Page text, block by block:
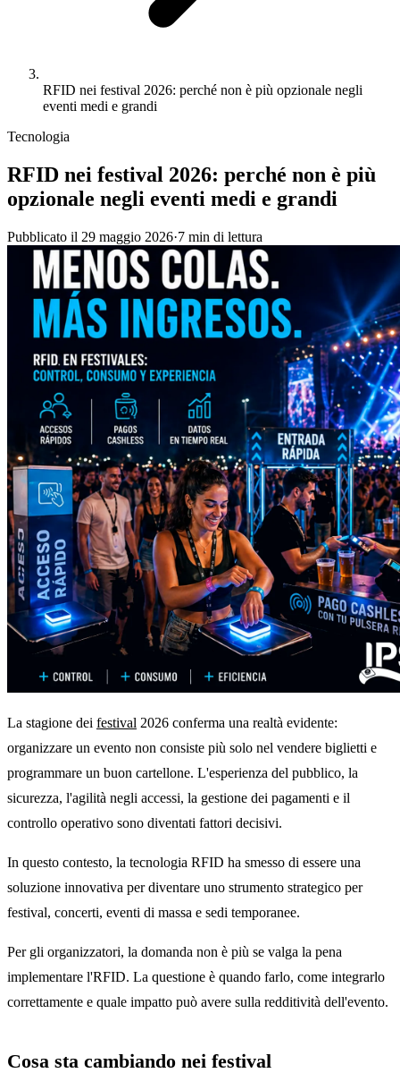
RFID nei festival 2026: perché non è più opzionale negli
eventi medi e grandi
Tecnologia
RFID nei festival 2026: perché non è più
opzionale negli eventi medi e grandi
Pubblicato il 29 maggio 2026·7 min di lettura
La stagione dei festival 2026 conferma una realtà evidente:
organizzare un evento non consiste più solo nel vendere biglietti e
programmare un buon cartellone. L'esperienza del pubblico, la
sicurezza, l'agilità negli accessi, la gestione dei pagamenti e il
controllo operativo sono diventati fattori decisivi.
In questo contesto, la tecnologia RFID ha smesso di essere una
soluzione innovativa per diventare uno strumento strategico per
festival, concerti, eventi di massa e sedi temporanee.
Per gli organizzatori, la domanda non è più se valga la pena
implementare l'RFID. La questione è quando farlo, come integrarlo
correttamente e quale impatto può avere sulla redditività dell'evento.
Cosa sta cambiando nei festival